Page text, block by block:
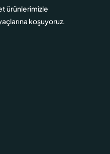
ürünlerimizle
koşuyoruz.